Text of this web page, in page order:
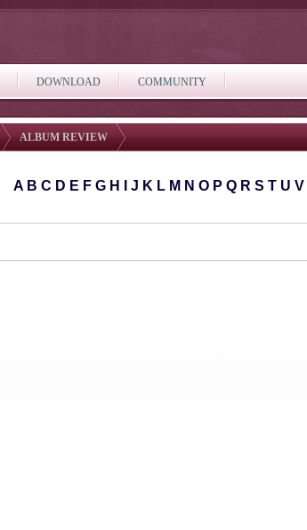
DOWNLOAD COMMUNITY
ALBUM REVIEW
A B C D E F G H J K L M N O P Q R S T U V